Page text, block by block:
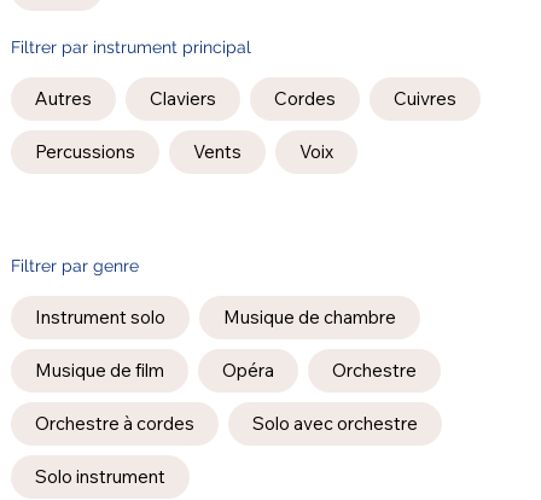
Filtrer par instrument principal
Autres Claviers Cordes Cuivres
Percussions Vents Voix
Filtrer par genre
Instrument solo Musique de chambre
Musique de film Opéra Orchestre
Orchestre à cordes Solo avec orchestre
Solo instrument